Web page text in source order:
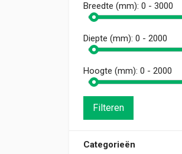
Breedte (mm): 0 - 3000
Diepte (mm): 0 - 2000
Hoogte (mm): 0 - 2000
Filteren
Categorieën